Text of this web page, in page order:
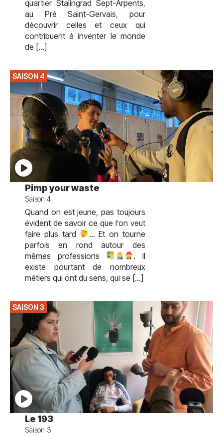
quartier Stalingrad Sept-Arpents,
au Pré Saint-Gervais, pour
découvrir celles et ceux qui
contribuent à inventer le monde
de […]
SAISON 4
Pimp your waste
Saison 4
Quand on est jeune, pas toujours
évident de savoir ce que l’on veut
faire plus tard
… Et on tourne
parfois en rond autour des
mêmes professions
. Il
existe pourtant de nombreux
métiers qui ont du sens, qui se […]
SAISON 3
Le 193
Saison 3